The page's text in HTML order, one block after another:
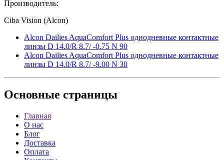
Производитель:
Ciba Vision (Alcon)
Alcon Dailies AquaComfort Plus однодневные контактные
линзы D 14.0/R 8.7/ -0.75 N 90
Alcon Dailies AquaComfort Plus однодневные контактные
линзы D 14.0/R 8.7/ -9.00 N 30
Основные страницы
Главная
О нас
Блог
Доставка
Оплата